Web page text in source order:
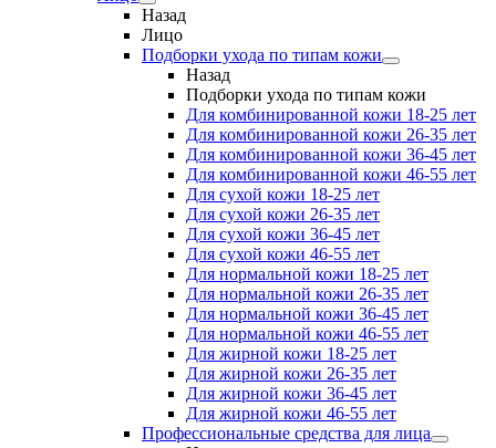
Назад
Лицо
Подборки ухода по типам кожи
Назад
Подборки ухода по типам кожи
Для комбинированной кожи 18-25 лет
Для комбинированной кожи 26-35 лет
Для комбинированной кожи 36-45 лет
Для комбинированной кожи 46-55 лет
Для сухой кожи 18-25 лет
Для сухой кожи 26-35 лет
Для сухой кожи 36-45 лет
Для сухой кожи 46-55 лет
Для нормальной кожи 18-25 лет
Для нормальной кожи 26-35 лет
Для нормальной кожи 36-45 лет
Для нормальной кожи 46-55 лет
Для жирной кожи 18-25 лет
Для жирной кожи 26-35 лет
Для жирной кожи 36-45 лет
Для жирной кожи 46-55 лет
Профессиональные средства для лица